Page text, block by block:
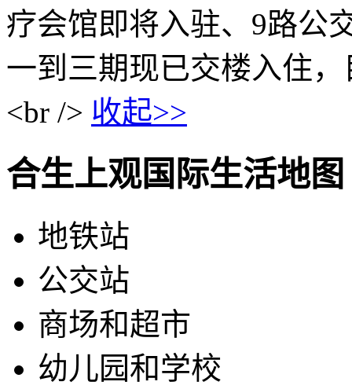
疗会馆即将入驻、9路公
一到三期现已交楼入住
<br /> 收起>>
合生上观国际生活地图
地铁站
公交站
商场和超市
幼儿园和学校